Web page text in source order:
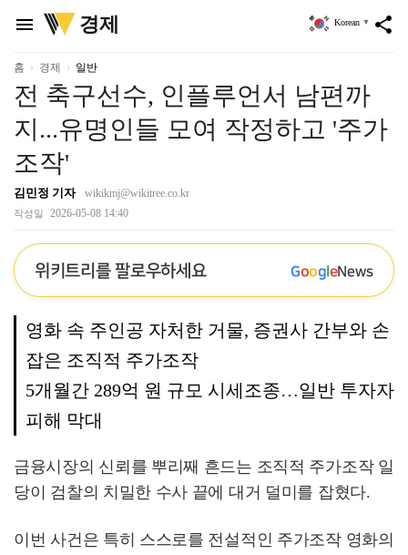
menu
위
키
리
경제 share
Korean ▼
홈 경제 일반
전 축구선수, 인플루언서 남편까
지...유명인들 모여 작정하고 '주가
조작'
김민정 기자 wikikmj@wikitree.co.kr
작성일 2026-05-08 14:40
위키트리를 팔로우하세요 GoogleNews
영화 속 주인공 자처한 거물, 증권사 간부와 손
잡은 조직적 주가조작
5개월간 289억 원 규모 시세조종…일반 투자자
피해 막대
금융시장의 신뢰를 뿌리째 흔드는 조직적 주가조작 일
당이 검찰의 치밀한 수사 끝에 대거 덜미를 잡혔다.
이번 사건은 특히 스스로를 전설적인 주가조작 영화의